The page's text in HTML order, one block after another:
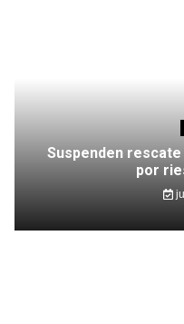
Suspenden rescate
por